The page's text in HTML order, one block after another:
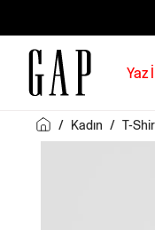
Yaz
/ Kadın / T-